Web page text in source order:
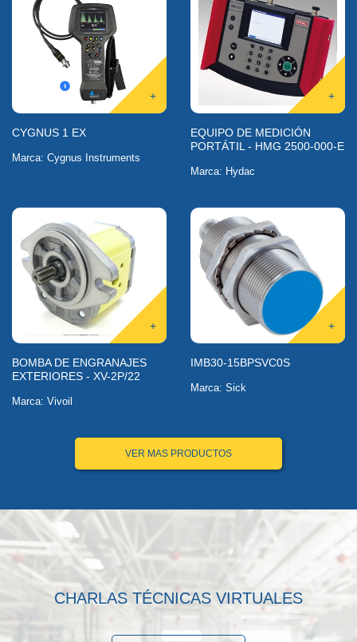
+
CYGNUS 1 EX
Marca: Cygnus Instruments
+
EQUIPO DE MEDICIÓN
PORTÁTIL - HMG 2500-000-E
Marca: Hydac
+
BOMBA DE ENGRANAJES
EXTERIORES - XV-2P/22
Marca: Vivoil
+
IMB30-15BPSVC0S
Marca: Sick
VER MAS PRODUCTOS
CHARLAS TÉCNICAS VIRTUALES